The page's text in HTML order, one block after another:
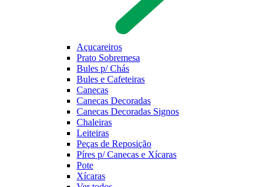
Açucareiros
Prato Sobremesa
Bules p/ Chás
Bules e Cafeteiras
Canecas
Canecas Decoradas
Canecas Decoradas Signos
Chaleiras
Leiteiras
Peças de Reposição
Píres p/ Canecas e Xícaras
Pote
Xícaras